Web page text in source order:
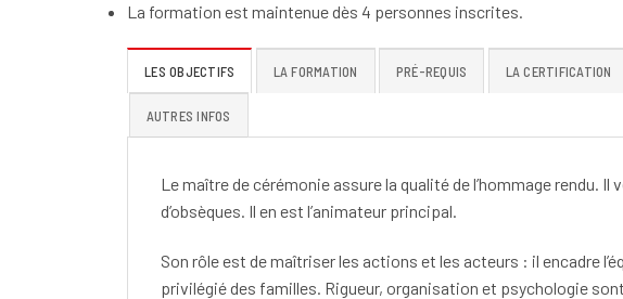
La formation est maintenue dès 4 personnes inscrites.
LES OBJECTIFS LA FORMATION PRÉ-REQUIS LA CERTIFICATION
AUTRES INFOS
Le maître de cérémonie assure la qualité de l’hommage rendu.
d’obsèques. Il en est l’animateur principal.
Son rôle est de maîtriser les actions et les acteurs : il encadre
privilégié des familles. Rigueur, organisation et psychologie